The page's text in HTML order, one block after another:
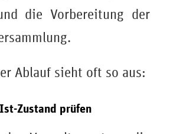
die Vorbereitung der
Ablauf sieht oft so aus:
Zustand prüfen